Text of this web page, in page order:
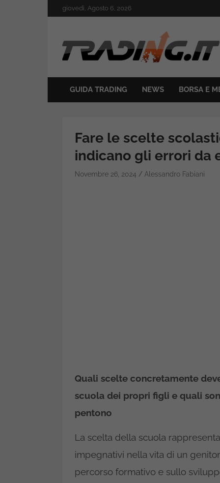
to
giovedì, Agosto 6, 2026
Trading.it
GUIDA TRADING NEWS BORSA E
Fare le scelte
indicano gli errori da
Novembre 26, 2024 Alessandro Fabiani
Quali scelte concretamente
scuola dei propri figli e quali
pentono
La scelta della scuola
impegnativi nella vita di un
percorso formativo e sullo